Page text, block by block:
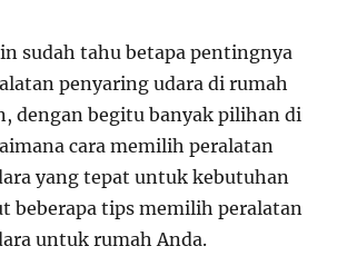
sudah tahu betapa pentingnya
penyaring udara di rumah
dengan begitu banyak pilihan di
cara memilih peralatan
yang tepat untuk kebutuhan
beberapa tips memilih peralatan
untuk rumah Anda.